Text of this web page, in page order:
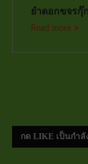
ยำดอกขจรกุ๊
Read more
กด LIKE เป็นกำ